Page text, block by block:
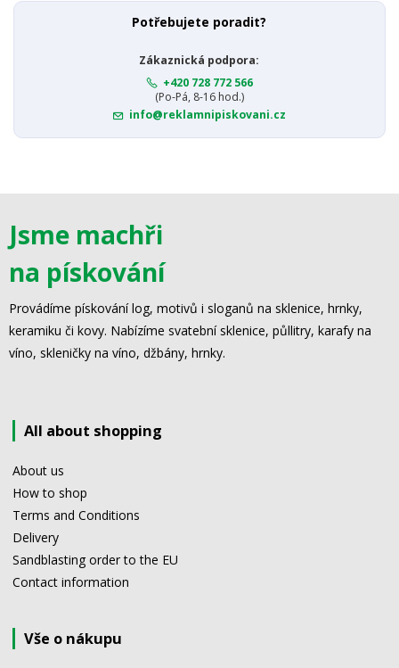
Potřebujete poradit?
Zákaznická podpora:
+420 728 772 566
(Po-Pá, 8-16 hod.)
info@reklamnipiskovani.cz
Jsme machři
na pískování
Provádíme pískování log, motivů i sloganů na sklenice, hrnky,
keramiku či kovy. Nabízíme svatební sklenice, půllitry, karafy na
víno, skleničky na víno, džbány, hrnky.
All about shopping
About us
How to shop
Terms and Conditions
Delivery
Sandblasting order to the EU
Contact information
Vše o nákupu